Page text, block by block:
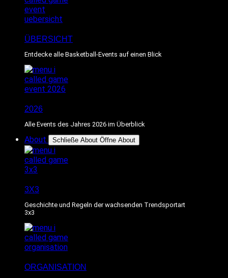
ÜBERSICHT
Entdecke alle Basketball-Events auf einen Blick
2026
Alle Events des Jahres 2026 im Überblick
About Schließe About Öffne About
3X3
Geschichte und Regeln der wachsenden Trendsportart
3x3
ORGANISATION